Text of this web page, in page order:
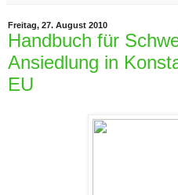
Freitag, 27. August 2010
Handbuch für
Ansiedlung in
EU